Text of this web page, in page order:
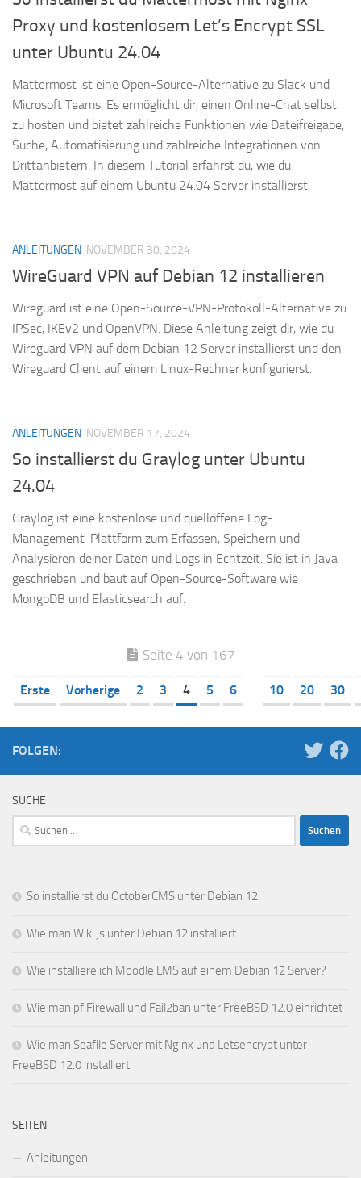
Proxy und kostenlosem Let’s Encrypt SSL
unter Ubuntu 24.04
Mattermost ist eine Open-Source-Alternative zu Slack und
Microsoft Teams. Es ermöglicht dir, einen Online-Chat selbst
zu hosten und bietet zahlreiche Funktionen wie Dateifreigabe,
Suche, Automatisierung und zahlreiche Integrationen von
Drittanbietern. In diesem Tutorial erfährst du, wie du
Mattermost auf einem Ubuntu 24.04 Server installierst.
ANLEITUNGEN NOVEMBER 30, 2024
WireGuard VPN auf Debian 12 installieren
Wireguard ist eine Open-Source-VPN-Protokoll-Alternative zu
IPSec, IKEv2 und OpenVPN. Diese Anleitung zeigt dir, wie du
Wireguard VPN auf dem Debian 12 Server installierst und den
Wireguard Client auf einem Linux-Rechner konfigurierst.
ANLEITUNGEN NOVEMBER 17, 2024
So installierst du Graylog unter Ubuntu
24.04
Graylog ist eine kostenlose und quelloffene Log-
Management-Plattform zum Erfassen, Speichern und
Analysieren deiner Daten und Logs in Echtzeit. Sie ist in Java
geschrieben und baut auf Open-Source-Software wie
MongoDB und Elasticsearch auf.
Seite 4 von 167
Erste Vorherige 2 3 4 5 6 10 20 30
FOLGEN:
SUCHE
Suchen
nach:
So installierst du OctoberCMS unter Debian 12
Wie man Wiki.js unter Debian 12 installiert
Wie installiere ich Moodle LMS auf einem Debian 12 Server?
Wie man pf Firewall und Fail2ban unter FreeBSD 12.0 einrichtet
Wie man Seafile Server mit Nginx und Letsencrypt unter
FreeBSD 12.0 installiert
SEITEN
Anleitungen